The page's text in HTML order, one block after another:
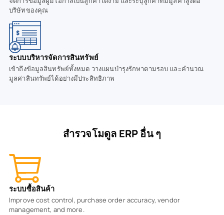
บริษัทของคุณ
ระบบบริหารจัดการสินทรัพย์
เข้าถึงข้อมูลสินทรัพย์ทั้งหมด วางแผนบำรุงรักษาตามรอบ และคำนวณ
มูลค่าสินทรัพย์ได้อย่างมีประสิทธิภาพ
สำรวจโมดูล ERP อื่น ๆ
ระบบซื้อสินค้า
Improve cost control, purchase order accuracy, vendor
management, and more.